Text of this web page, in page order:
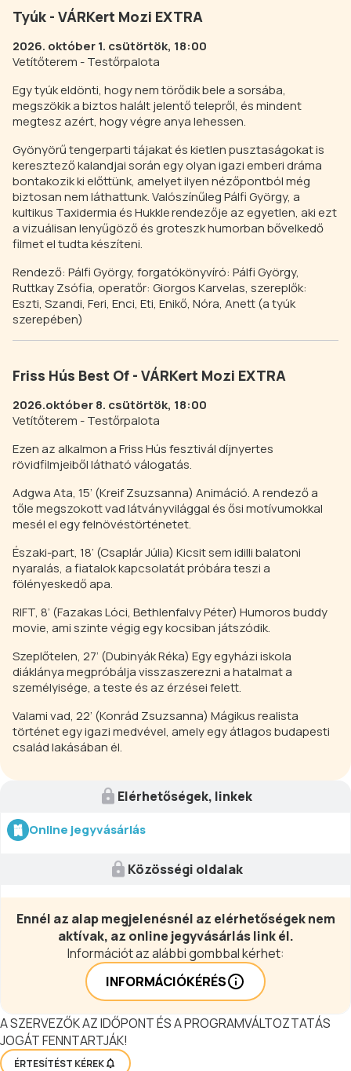
Tyúk - VÁRKert Mozi EXTRA
2026. október 1. csütörtök, 18:00
Vetítőterem - Testőrpalota
Egy tyúk eldönti, hogy nem törődik bele a sorsába,
megszökik a biztos halált jelentő telepről, és mindent
megtesz azért, hogy végre anya lehessen.
Gyönyörű tengerparti tájakat és kietlen pusztaságokat is
keresztező kalandjai során egy olyan igazi emberi dráma
bontakozik ki előttünk, amelyet ilyen nézőpontból még
biztosan nem láthattunk. Valószínűleg Pálfi György, a
kultikus Taxidermia és Hukkle rendezője az egyetlen, aki ezt
a vizuálisan lenyűgöző és groteszk humorban bővelkedő
filmet el tudta készíteni.
Rendező: Pálfi György, forgatókönyvíró: Pálfi György,
Ruttkay Zsófia, operatőr: Giorgos Karvelas, szereplők:
Eszti, Szandi, Feri, Enci, Eti, Enikő, Nóra, Anett (a tyúk
szerepében)
Friss Hús Best Of - VÁRKert Mozi EXTRA
2026.október 8. csütörtök, 18:00
Vetítőterem - Testőrpalota
Ezen az alkalmon a Friss Hús fesztivál díjnyertes
rövidfilmjeiből látható válogatás.
Adgwa Ata, 15’ (Kreif Zsuzsanna) Animáció. A rendező a
tőle megszokott vad látványvilággal és ősi motívumokkal
mesél el egy felnövéstörténetet.
Északi-part, 18’ (Csaplár Júlia) Kicsit sem idilli balatoni
nyaralás, a fiatalok kapcsolatát próbára teszi a
fölényeskedő apa.
RIFT, 8’ (Fazakas Lóci, Bethlenfalvy Péter) Humoros buddy
movie, ami szinte végig egy kocsiban játszódik.
Szeplőtelen, 27’ (Dubinyák Réka) Egy egyházi iskola
diáklánya megpróbálja visszaszerezni a hatalmat a
személyisége, a teste és az érzései felett.
Valami vad, 22’ (Konrád Zsuzsanna) Mágikus realista
történet egy igazi medvével, amely egy átlagos budapesti
család lakásában él.
Elérhetőségek, linkek
Online jegyvásárlás
Közösségi oldalak
Ennél az alap megjelenésnél az elérhetőségek nem
aktívak, az online jegyvásárlás link él.
Információt az alábbi gombbal kérhet:
INFORMÁCIÓKÉRÉS
A SZERVEZŐK AZ IDŐPONT ÉS A PROGRAMVÁLTOZTATÁS
JOGÁT FENNTARTJÁK!
ÉRTESÍTÉST KÉREK